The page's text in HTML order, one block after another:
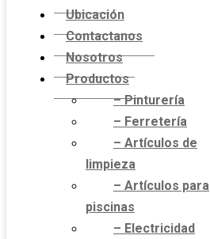
Ubicación
Contactanos
Nosotros
Productos
– Pinturería
– Ferretería
– Artículos de
limpieza
– Artículos para
piscinas
– Electricidad